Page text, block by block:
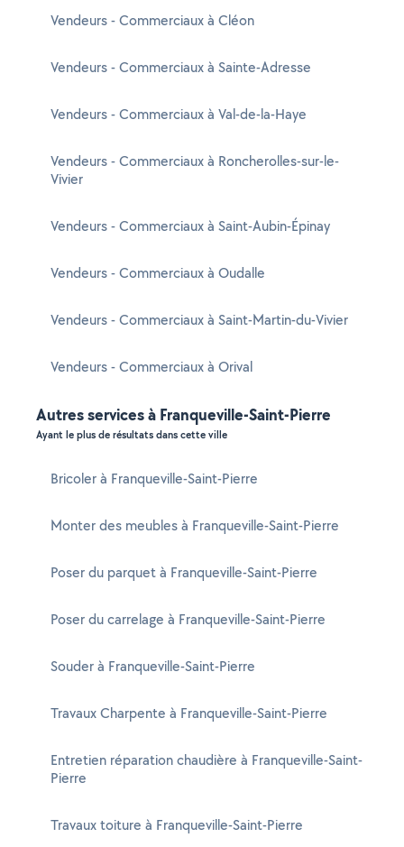
Vendeurs - Commerciaux à Cléon
Vendeurs - Commerciaux à Sainte-Adresse
Vendeurs - Commerciaux à Val-de-la-Haye
Vendeurs - Commerciaux à Roncherolles-sur-le-
Vivier
Vendeurs - Commerciaux à Saint-Aubin-Épinay
Vendeurs - Commerciaux à Oudalle
Vendeurs - Commerciaux à Saint-Martin-du-Vivier
Vendeurs - Commerciaux à Orival
Autres services à Franqueville-Saint-Pierre
Ayant le plus de résultats dans cette ville
Bricoler à Franqueville-Saint-Pierre
Monter des meubles à Franqueville-Saint-Pierre
Poser du parquet à Franqueville-Saint-Pierre
Poser du carrelage à Franqueville-Saint-Pierre
Souder à Franqueville-Saint-Pierre
Travaux Charpente à Franqueville-Saint-Pierre
Entretien réparation chaudière à Franqueville-Saint-
Pierre
Travaux toiture à Franqueville-Saint-Pierre